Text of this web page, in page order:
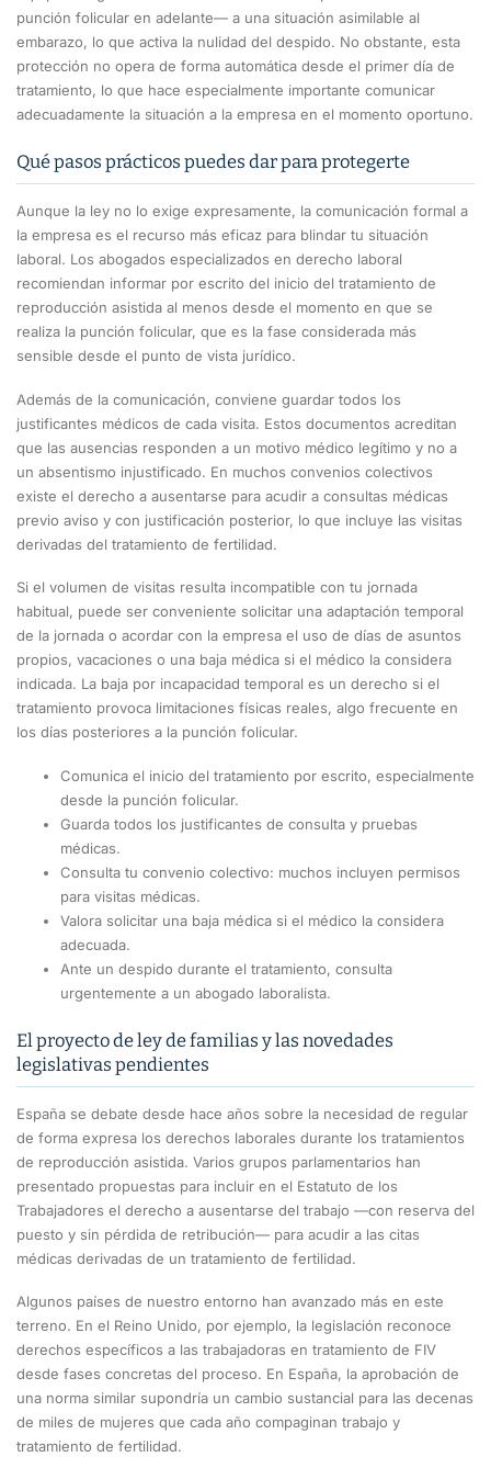
punción folicular en adelante— a una situación asimilable al
embarazo, lo que activa la nulidad del despido. No obstante, esta
protección no opera de forma automática desde el primer día de
tratamiento, lo que hace especialmente importante comunicar
adecuadamente la situación a la empresa en el momento oportuno.
Qué pasos prácticos puedes dar para protegerte
Aunque la ley no lo exige expresamente, la comunicación formal a
la empresa es el recurso más eficaz para blindar tu situación
laboral. Los abogados especializados en derecho laboral
recomiendan informar por escrito del inicio del tratamiento de
reproducción asistida al menos desde el momento en que se
realiza la punción folicular, que es la fase considerada más
sensible desde el punto de vista jurídico.
Además de la comunicación, conviene guardar todos los
justificantes médicos de cada visita. Estos documentos acreditan
que las ausencias responden a un motivo médico legítimo y no a
un absentismo injustificado. En muchos convenios colectivos
existe el derecho a ausentarse para acudir a consultas médicas
previo aviso y con justificación posterior, lo que incluye las visitas
derivadas del tratamiento de fertilidad.
Si el volumen de visitas resulta incompatible con tu jornada
habitual, puede ser conveniente solicitar una adaptación temporal
de la jornada o acordar con la empresa el uso de días de asuntos
propios, vacaciones o una baja médica si el médico la considera
indicada. La baja por incapacidad temporal es un derecho si el
tratamiento provoca limitaciones físicas reales, algo frecuente en
los días posteriores a la punción folicular.
Comunica el inicio del tratamiento por escrito, especialmente
desde la punción folicular.
Guarda todos los justificantes de consulta y pruebas
médicas.
Consulta tu convenio colectivo: muchos incluyen permisos
para visitas médicas.
Valora solicitar una baja médica si el médico la considera
adecuada.
Ante un despido durante el tratamiento, consulta
urgentemente a un abogado laboralista.
El proyecto de ley de familias y las novedades
legislativas pendientes
España se debate desde hace años sobre la necesidad de regular
de forma expresa los derechos laborales durante los tratamientos
de reproducción asistida. Varios grupos parlamentarios han
presentado propuestas para incluir en el Estatuto de los
Trabajadores el derecho a ausentarse del trabajo —con reserva del
puesto y sin pérdida de retribución— para acudir a las citas
médicas derivadas de un tratamiento de fertilidad.
Algunos países de nuestro entorno han avanzado más en este
terreno. En el Reino Unido, por ejemplo, la legislación reconoce
derechos específicos a las trabajadoras en tratamiento de FIV
desde fases concretas del proceso. En España, la aprobación de
una norma similar supondría un cambio sustancial para las decenas
de miles de mujeres que cada año compaginan trabajo y
tratamiento de fertilidad.